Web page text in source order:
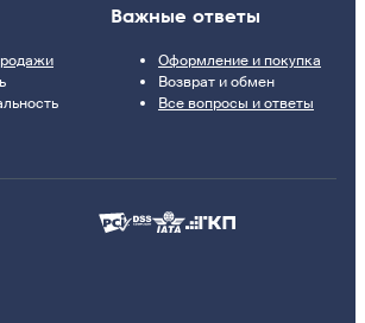
Важные ответы
Оформление и покупка
Возврат и обмен
Все вопросы и ответы